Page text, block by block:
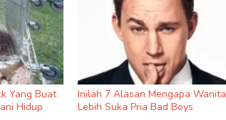
Yang Buat
Hidup
Inilah 7 Alasan Mengapa Wanita
Lebih Suka Pria Bad Boys